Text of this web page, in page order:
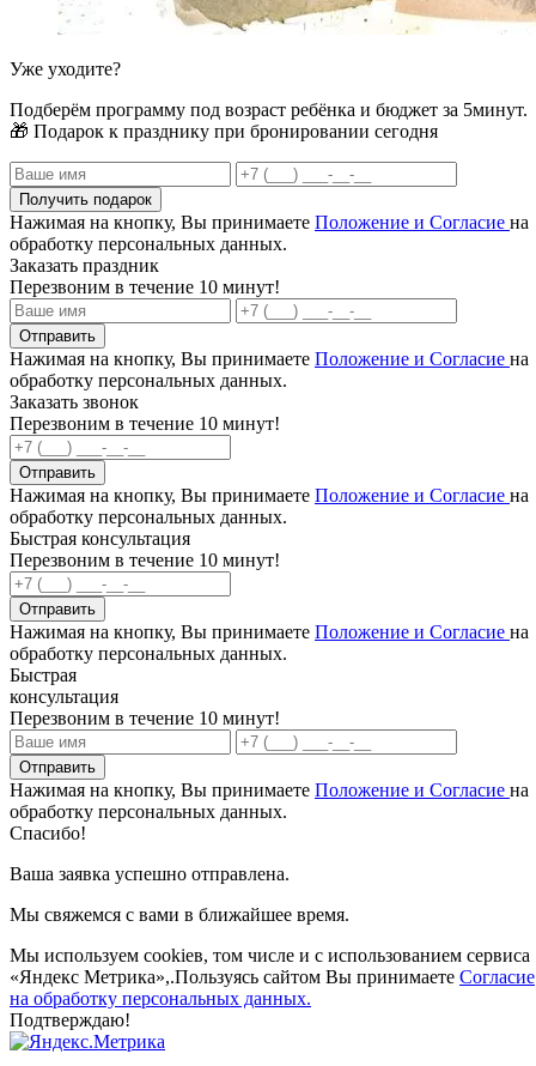
Уже уходите?
Подберём программу под возраст ребёнка и бюджет за 5минут.
🎁 Подарок к празднику при бронировании сегодня
Получить подарок
Нажимая на кнопку, Вы принимаете Положение и Согласие на
обработку персональных данных.
Заказать праздник
Перезвоним в течение 10 минут!
Отправить
Нажимая на кнопку, Вы принимаете Положение и Согласие на
обработку персональных данных.
Заказать звонок
Перезвоним в течение 10 минут!
Отправить
Нажимая на кнопку, Вы принимаете Положение и Согласие на
обработку персональных данных.
Быстрая консультация
Перезвоним в течение 10 минут!
Отправить
Нажимая на кнопку, Вы принимаете Положение и Согласие на
обработку персональных данных.
Быстрая
консультация
Перезвоним в течение 10 минут!
Отправить
Нажимая на кнопку, Вы принимаете Положение и Согласие на
обработку персональных данных.
Спасибо!
Ваша заявка успешно отправлена.
Мы свяжемся с вами в ближайшее время.
Мы используем cookieв, том числе и с использованием сервиса
«Яндекс Метрика»,.Пользуясь сайтом Вы принимаете Согласие
на обработку персональных данных.
Подтверждаю!